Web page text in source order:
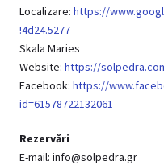
Localizare: https://
!4d24.5277
Skala Maries
Website: https://
Facebook: https://
id=61578722132061
Rezervări
E-mail: info@solpedra.gr